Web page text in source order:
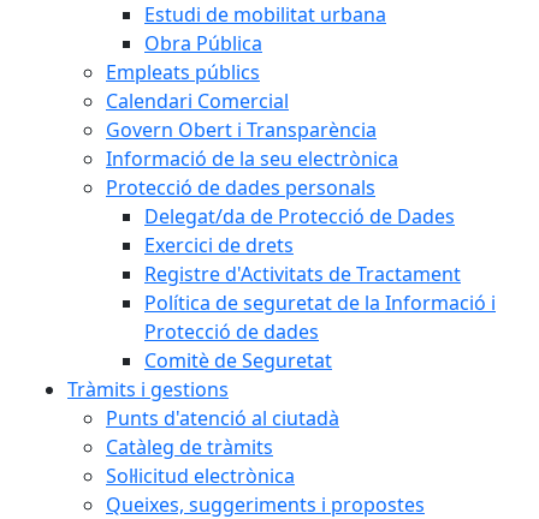
Estudi de mobilitat urbana
Obra Pública
Empleats públics
Calendari Comercial
Govern Obert i Transparència
Informació de la seu electrònica
Protecció de dades personals
Delegat/da de Protecció de Dades
Exercici de drets
Registre d'Activitats de Tractament
Política de seguretat de la Informació i
Protecció de dades
Comitè de Seguretat
Tràmits i gestions
Punts d'atenció al ciutadà
Catàleg de tràmits
Sol·licitud electrònica
Queixes, suggeriments i propostes